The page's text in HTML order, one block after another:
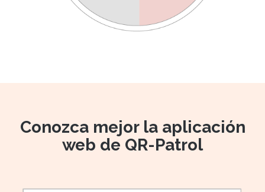
Conozca mejor la aplicación
web de QR-Patrol